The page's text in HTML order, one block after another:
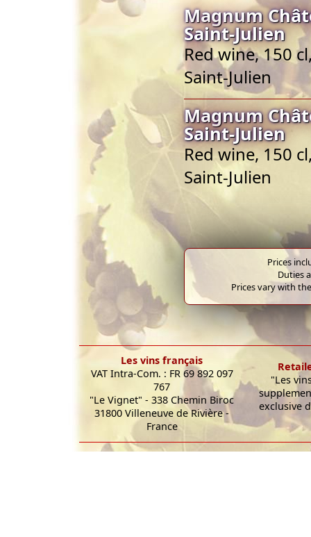
Magnum
Saint-Julien
Red wine, 150
Saint-Julien
Magnum
Saint-Julien
Red wine, 150
Saint-Julien
Prices
Duties
Prices vary with
Les vins français
VAT Intra-Com. : FR 69 892 097
767
"Le Vignet" - 338 Chemin Biroc
31800 Villeneuve de Rivière -
France
"Les
exclusive